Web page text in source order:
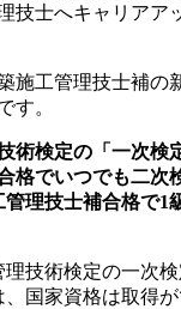
技士へキャリアア
施工管理技士補の
す。
術検定の「一次検
格でいつでも二次
管理技士補合格で1
技術検定の一次検
国家資格は取得